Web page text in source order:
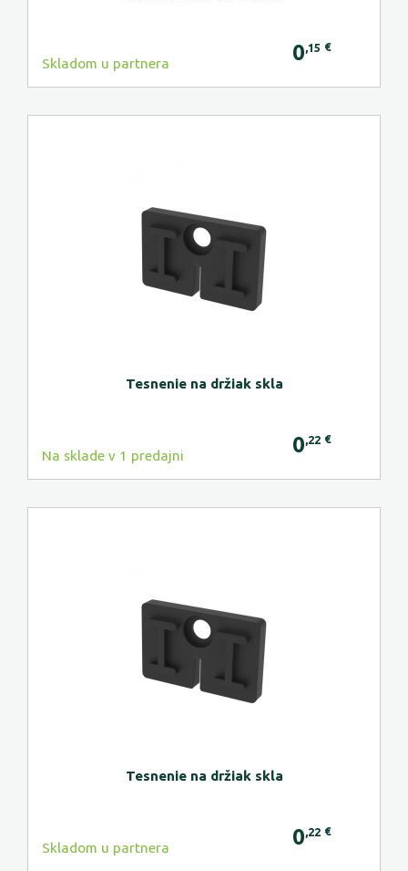
Skladom u partnera 0 ,15 €
Tesnenie na držiak skla
Na sklade v 1 predajni 0 ,22 €
Tesnenie na držiak skla
Skladom u partnera 0 ,22 €